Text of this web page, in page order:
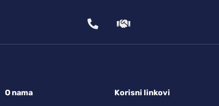
O nama Korisni linkovi